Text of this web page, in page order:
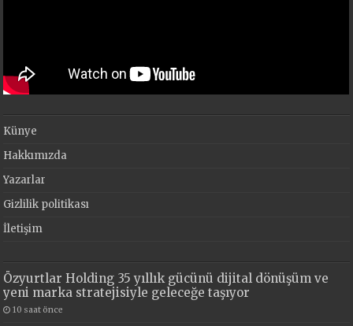
Künye
Hakkımızda
Yazarlar
Gizlilik politikası
İletişim
Özyurtlar Holding 35 yıllık gücünü dijital dönüşüm ve
yeni marka stratejisiyle geleceğe taşıyor
10 saat önce